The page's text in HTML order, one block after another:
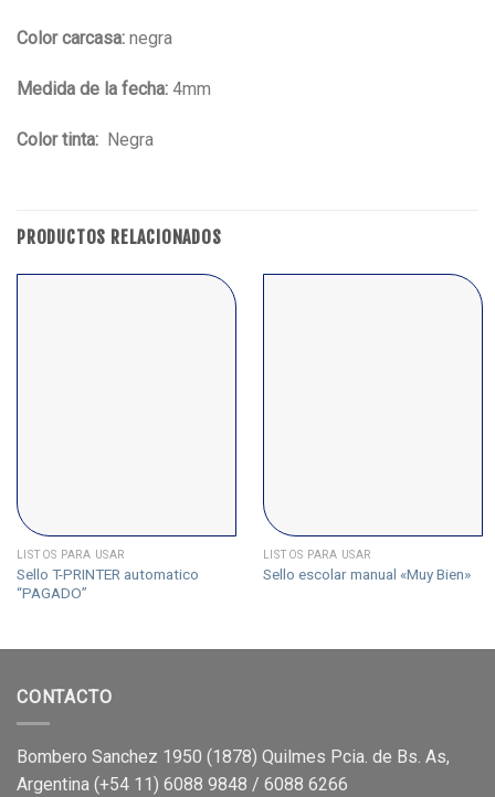
Color carcasa: negra
Medida de la fecha: 4mm
Color tinta: Negra
PRODUCTOS RELACIONADOS
LISTOS PARA USAR
Sello T-PRINTER automatico
“PAGADO”
LISTOS PARA USAR
Sello escolar manual «Muy Bien»
CONTACTO
Bombero Sanchez 1950 (1878) Quilmes Pcia. de Bs. As,
Argentina (+54 11) 6088 9848 / 6088 6266